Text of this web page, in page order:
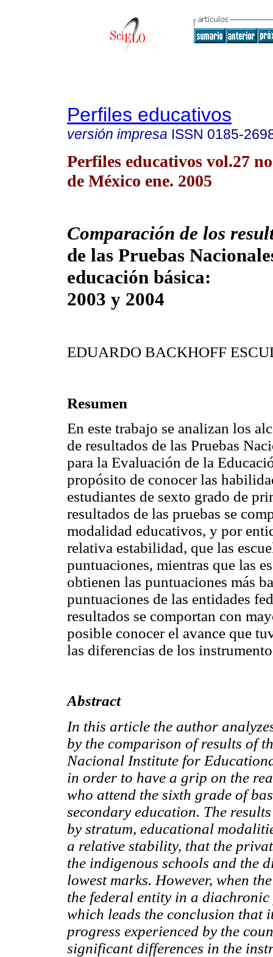
Perfiles educativos
versión impresa ISSN 0185-
Perfiles educativos vol.27
de México ene. 2005
Comparación de los
de las Pruebas
educación básica:
2003 y 2004
EDUARDO BACKHOFF
Resumen
En este trabajo se analizan los
de resultados de las Pruebas
para la Evaluación de la
propósito de conocer las
estudiantes de sexto grado de
resultados de las pruebas se
modalidad educativos, y por
relativa estabilidad, que las
puntuaciones, mientras que las
obtienen las puntuaciones más
puntuaciones de las entidades
resultados se comportan con
posible conocer el avance que
las diferencias de los
Abstract
In this article the author
by the comparison of results of
Nacional Institute for
in order to have a grip on the
who attend the sixth grade of
secondary education. The
by stratum, educational
a relative stability, that the
the indigenous schools and the
lowest marks. However, when
the federal entity in a diachronic
which leads the conclusion that
progress experienced by the
significant differences in the